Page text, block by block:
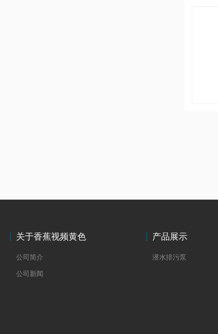
关于香蕉视频黄色
公司简介
公司新闻
产品展示
潜水排污泵